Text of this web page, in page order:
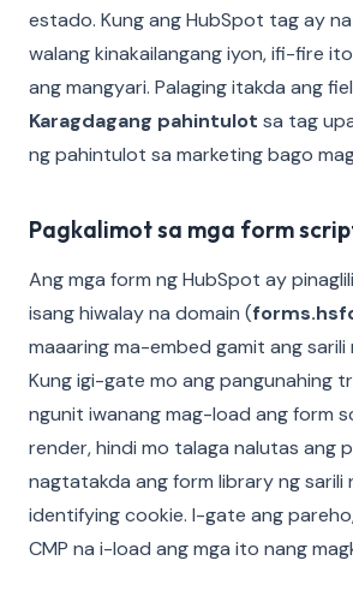
estado. Kung ang HubSpot tag ay
walang kinakailangang iyon, ifi-fire
ang mangyari. Palaging itakda ang
Karagdagang pahintulot sa tag
ng pahintulot sa marketing bago
Pagkalimot sa mga form
Ang mga form ng HubSpot ay
isang hiwalay na domain (
maaaring ma-embed gamit ang
Kung igi-gate mo ang pangunahing
ngunit iwanang mag-load ang form
render, hindi mo talaga nalutas ang
nagtatakda ang form library ng sarili
identifying cookie. I-gate ang
CMP na i-load ang mga ito nang